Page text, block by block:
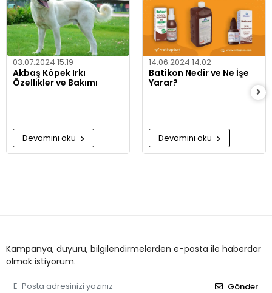
03.07.2024 15:19
Akbaş Köpek Irkı
Özellikler ve Bakımı
Devamını oku
14.06.2024 14:02
Batikon Nedir ve Ne İşe
Yarar?
Devamını oku
Kampanya, duyuru, bilgilendirmelerden e-posta ile haberdar
olmak istiyorum.
Gönder